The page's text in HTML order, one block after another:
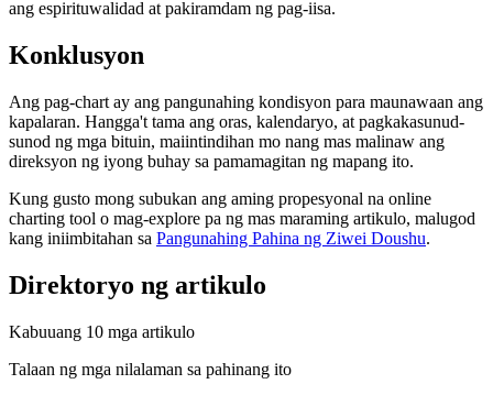
ang espirituwalidad at pakiramdam ng pag-iisa.
Konklusyon
Ang pag-chart ay ang pangunahing kondisyon para maunawaan ang
kapalaran. Hangga't tama ang oras, kalendaryo, at pagkakasunud-
sunod ng mga bituin, maiintindihan mo nang mas malinaw ang
direksyon ng iyong buhay sa pamamagitan ng mapang ito.
Kung gusto mong subukan ang aming propesyonal na online
charting tool o mag-explore pa ng mas maraming artikulo, malugod
kang iniimbitahan sa Pangunahing Pahina ng Ziwei Doushu.
Direktoryo ng artikulo
Kabuuang 10 mga artikulo
Talaan ng mga nilalaman sa pahinang ito